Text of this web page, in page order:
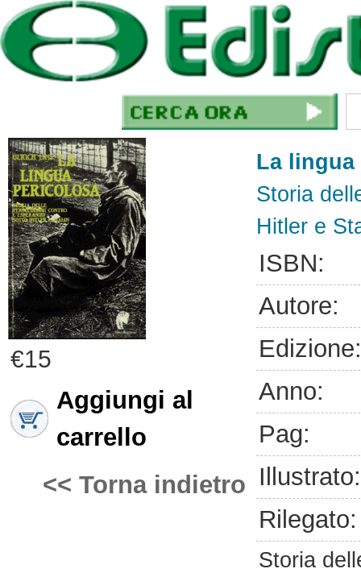
€15
Aggiungi al
carrello
<< Torna indietro
La
Storia
Hitler e
ISBN:
Autore:
Edizione:
Anno:
Pag:
Illustrato:
Rilegato:
Storia